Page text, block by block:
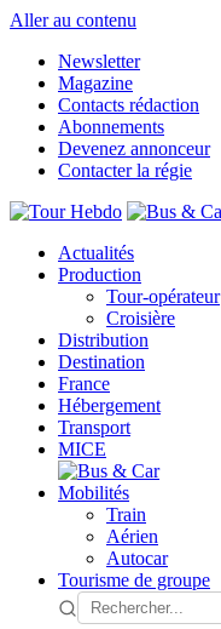
Aller au contenu
Newsletter
Magazine
Contacts rédaction
Abonnements
Devenez annonceur
Contacter la régie
Actualités
Production
Tour-opérateur
Croisière
Distribution
Destination
France
Hébergement
Transport
MICE
Mobilités
Train
Aérien
Autocar
Tourisme de groupe